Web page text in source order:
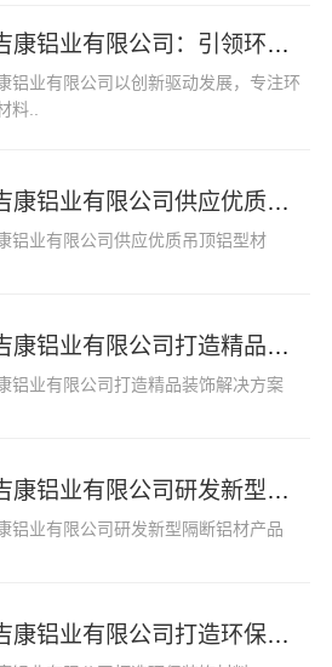
嘉兴吉康铝业有限公司：引领环保装饰材料革新
铝业有限公司以创新驱动发展，专注环
料..
嘉兴吉康铝业有限公司供应优质吊顶铝型材
铝业有限公司供应优质吊顶铝型材
嘉兴吉康铝业有限公司打造精品装饰解决方案
铝业有限公司打造精品装饰解决方案
嘉兴吉康铝业有限公司研发新型隔断铝材产品
铝业有限公司研发新型隔断铝材产品
嘉兴吉康铝业有限公司打造环保装饰材料